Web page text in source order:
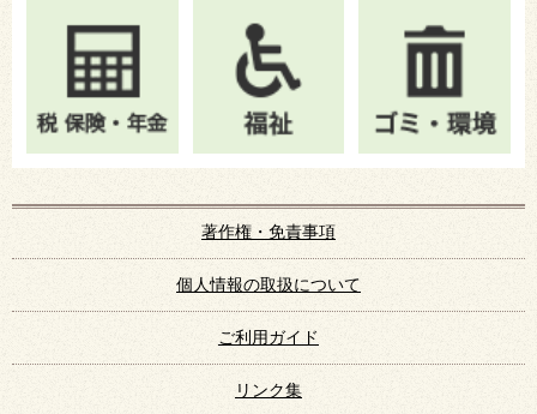
著作権・免責事項
個人情報の取扱について
ご利用ガイド
リンク集